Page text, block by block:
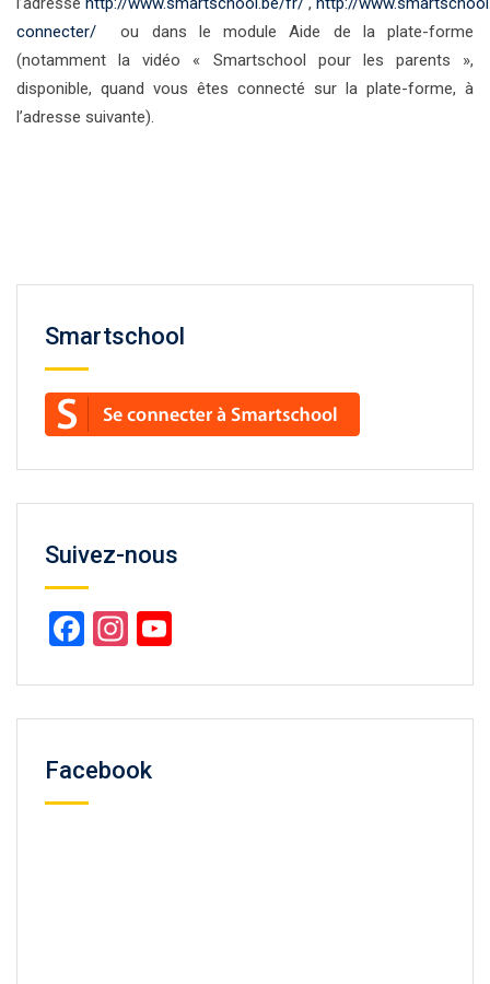
connecter/
ou dans le module Aide de la plate-forme
(notamment la vidéo « Smartschool
pour les parents »,
disponible, quand vous êtes connecté sur la plate-forme, à
l’adresse suivante).
Smartschool
Suivez-nous
Facebook
Instagram
Facebook